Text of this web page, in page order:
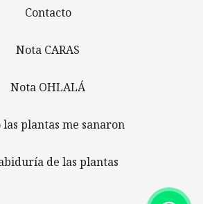
Contacto
Nota CARAS
Nota OHLALÁ
las plantas me sanaron
de las plantas